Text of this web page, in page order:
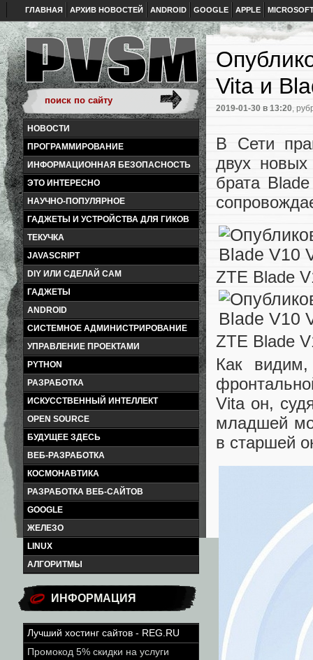
ГЛАВНАЯ АРХИВ НОВОСТЕЙ ANDROID GOOGLE APPLE
НОВОСТИ
ПРОГРАММИРОВАНИЕ
ИНФОРМАЦИОННАЯ БЕЗОПАСНОСТЬ
ЭТО ИНТЕРЕСНО
НАУЧНО-ПОПУЛЯРНОЕ
ГАДЖЕТЫ И УСТРОЙСТВА ДЛЯ ГИКОВ
ТЕКУЧКА
JAVASCRIPT
DIY ИЛИ СДЕЛАЙ САМ
ГАДЖЕТЫ
ANDROID
СИСТЕМНОЕ АДМИНИСТРИРОВАНИЕ
УПРАВЛЕНИЕ ПРОЕКТАМИ
PYTHON
РАЗРАБОТКА
ИСКУССТВЕННЫЙ ИНТЕЛЛЕКТ
OPEN SOURCE
БУДУЩЕЕ ЗДЕСЬ
ВЕБ-РАЗРАБОТКА
КОСМОНАВТИКА
РАЗРАБОТКА ВЕБ-САЙТОВ
GOOGLE
ЖЕЛЕЗО
LINUX
АЛГОРИТМЫ
ИНФОРМАЦИЯ
Лучший хостинг сайтов - REG.RU
Промокод 5% скидки на услуги
Vita и
2019-01-30 в 13:20,
В Сети
двух
брата
ZTE Blade
ZTE Blade
Как
Vita он,
младшей
в старшей